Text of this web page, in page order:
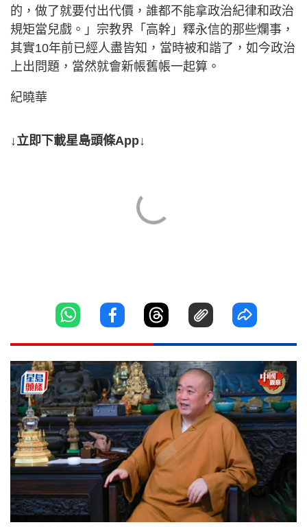
的，做了就要付出代價，誰都不能拿政治紀律和政治
規矩當兒戲。」宗教界「高幹」釋永信的那些爛事，
其實10年前已經人盡皆知，當時被和諧了，如今政治
上出問題，當然就會新帳舊帳一起算。
紀曉華
↓立即下載星島頭條App↓